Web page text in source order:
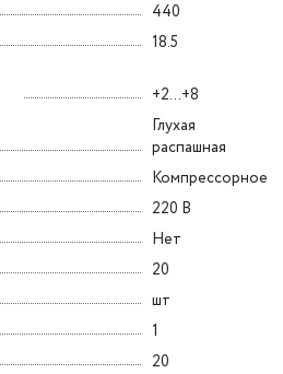
440
18.5
+2...+8
Глухая
распашная
Компрессорное
220 В
Нет
20
шт
1
20